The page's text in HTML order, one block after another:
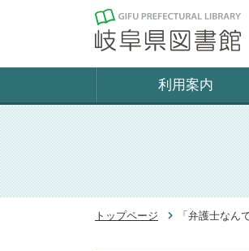
利用案内
トップページ 「弁護士なん